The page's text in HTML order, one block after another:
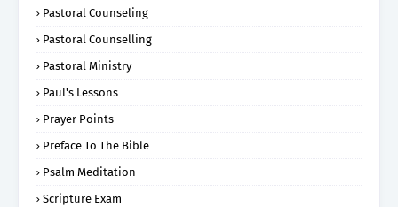
Pastoral Counseling
Pastoral Counselling
Pastoral Ministry
Paul's Lessons
Prayer Points
Preface To The Bible
Psalm Meditation
Scripture Exam